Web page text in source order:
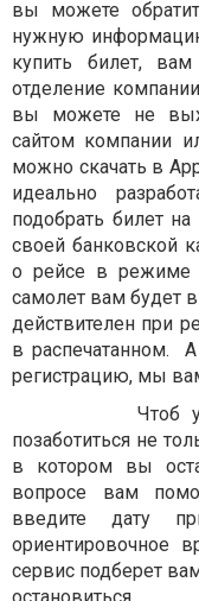
вы можете
нужную
купить билет,
отделение
вы можете не
сайтом компании
можно скачать в
идеально
подобрать билет
своей банковской
о рейсе в режиме
самолет вам будет
действителен при
в распечатанном.
регистрацию, мы
Чтоб удачно
позаботиться не
в котором вы
вопросе вам
введите дату
ориентировочное
сервис подберет